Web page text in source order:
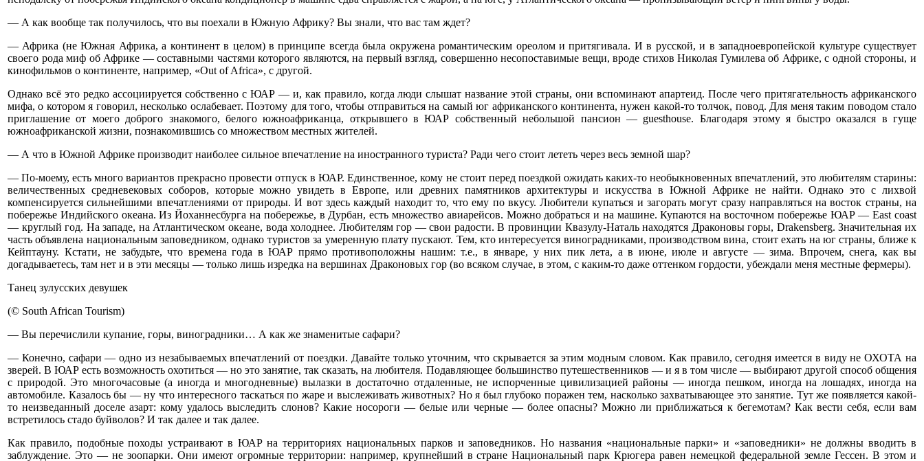
— А как вообще так получилось, что вы поехали в Южную Африку? Вы знали, что вас там ждет?
— Африка (не Южная Африка, а континент в целом) в принципе всегда была окружена романтическим ореолом и притягивала. И в русской, и в западноевропейской культуре существует
своего рода миф об Африке — составными частями которого являются, на первый взгляд, совершенно несопоставимые вещи, вроде стихов Николая Гумилева об Африке, с одной стороны, и
кинофильмов о континенте, например, «Out of Africa», с другой.
Однако всё это редко ассоциируется собственно с ЮАР — и, как правило, когда люди слышат название этой страны, они вспоминают апартеид. После чего притягательность африканского
мифа, о котором я говорил, несколько ослабевает. Поэтому для того, чтобы отправиться на самый юг африканского континента, нужен какой-то толчок, повод. Для меня таким поводом стало
приглашение от моего доброго знакомого, белого южноафриканца, открывшего в ЮАР собственный небольшой пансион — guesthouse. Благодаря этому я быстро оказался в гуще
южноафриканской жизни, познакомившись со множеством местных жителей.
— А что в Южной Африке производит наиболее сильное впечатление на иностранного туриста? Ради чего стоит лететь через весь земной шар?
— По-моему, есть много вариантов прекрасно провести отпуск в ЮАР. Единственное, кому не стоит перед поездкой ожидать каких-то необыкновенных впечатлений, это любителям старины:
величественных средневековых соборов, которые можно увидеть в Европе, или древних памятников архитектуры и искусства в Южной Африке не найти. Однако это с лихвой
компенсируется сильнейшими впечатлениями от природы. И вот здесь каждый находит то, что ему по вкусу. Любители купаться и загорать могут сразу направляться на восток страны, на
побережье Индийского океана. Из Йоханнесбурга на побережье, в Дурбан, есть множество авиарейсов. Можно добраться и на машине. Купаются на восточном побережье ЮАР — East coast
— круглый год. На западе, на Атлантическом океане, вода холоднее. Любителям гор — свои радости. В провинции Квазулу-Наталь находятся Драконовы горы, Drakensberg. Значительная их
часть объявлена национальным заповедником, однако туристов за умеренную плату пускают. Тем, кто интересуется виноградниками, производством вина, стоит ехать на юг страны, ближе к
Кейптауну. Кстати, не забудьте, что времена года в ЮАР прямо противоположны нашим: т.е., в январе, у них пик лета, а в июне, июле и августе — зима. Впрочем, снега, как вы
догадываетесь, там нет и в эти месяцы — только лишь изредка на вершинах Драконовых гор (во всяком случае, в этом, с каким-то даже оттенком гордости, убеждали меня местные фермеры).
Танец зулусских девушек
(© South African Tourism)
— Вы перечислили купание, горы, виноградники… А как же знаменитые сафари?
— Конечно, сафари — одно из незабываемых впечатлений от поездки. Давайте только уточним, что скрывается за этим модным словом. Как правило, сегодня имеется в виду не ОХОТА на
зверей. В ЮАР есть возможность охотиться — но это занятие, так сказать, на любителя. Подавляющее большинство путешественников — и я в том числе — выбирают другой способ общения
с природой. Это многочасовые (а иногда и многодневные) вылазки в достаточно отдаленные, не испорченные цивилизацией районы — иногда пешком, иногда на лошадях, иногда на
автомобиле. Казалось бы — ну что интересного таскаться по жаре и выслеживать животных? Но я был глубоко поражен тем, насколько захватывающее это занятие. Тут же появляется какой-
то неизведанный доселе азарт: кому удалось выследить слонов? Какие носороги — белые или черные — более опасны? Можно ли приближаться к бегемотам? Как вести себя, если вам
встретилось стадо буйволов? И так далее и так далее.
Как правило, подобные походы устраивают в ЮАР на территориях национальных парков и заповедников. Но названия «национальные парки» и «заповедники» не должны вводить в
заблуждение. Это — не зоопарки. Они имеют огромные территории: например, крупнейший в стране Национальный парк Крюгера равен немецкой федеральной земле Гессен. В этом и